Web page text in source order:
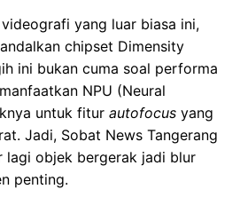
yang luar biasa ini,
chipset Dimensity
ini bukan cuma soal performa
NPU (Neural
untuk fitur autofocus yang
Jadi, Sobat News Tangerang
lagi objek bergerak jadi blur
penting.